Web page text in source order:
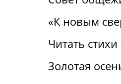
«К новым
Читать
Золотая